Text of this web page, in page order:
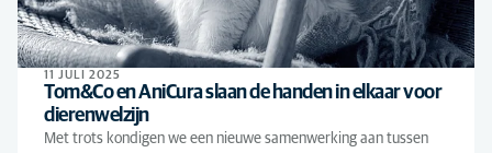
11 JULI 2025
Tom&Co en AniCura slaan de handen in elkaar voor
dierenwelzijn
Met trots kondigen we een nieuwe samenwerking aan tussen